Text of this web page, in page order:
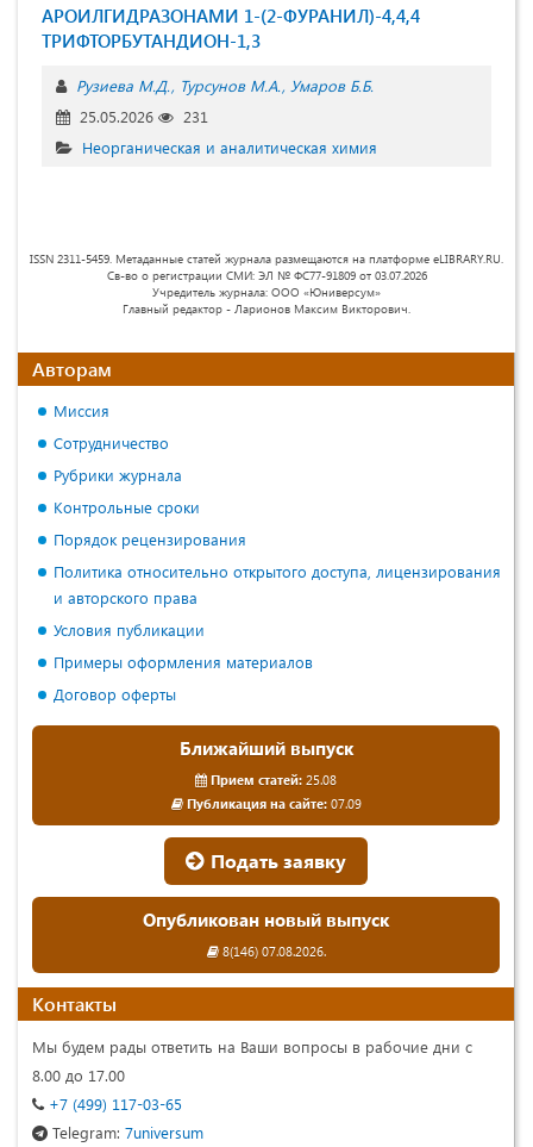
АРОИЛГИДРАЗОНАМИ 1-(2-ФУРАНИЛ)-4,4,4
ТРИФТОРБУТАНДИОН-1,3
Рузиева М.Д. Турсунов М.А.
Умаров Б.Б.
25.05.2026
231
Неорганическая и аналитическая химия
ISSN 2311-5459. Метаданные статей журнала размещаются на платформе eLIBRARY.RU.
Св-во о регистрации СМИ: ЭЛ № ФС77-91809 от 03.07.2026
Учредитель журнала: ООО «Юниверсум»
Главный редактор - Ларионов Максим Викторович.
Авторам
Миссия
Сотрудничество
Рубрики журнала
Контрольные сроки
Порядок рецензирования
Политика относительно открытого доступа, лицензирования
и авторского права
Условия публикации
Примеры оформления материалов
Договор оферты
Ближайший выпуск
Прием статей: 25.08
Публикация на сайте:07.09
Подать заявку
Опубликован новый выпуск
8(146) 07.08.2026.
Контакты
Мы будем рады ответить на Ваши вопросы в рабочие дни с
8.00 до 17.00
+7 (499) 117-03-65
Telegram: 7universum